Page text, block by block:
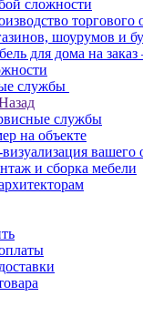
сложности
торгового
шоурумов и
для дома на
службы
службы
на объекте
вашего
и сборка мебели